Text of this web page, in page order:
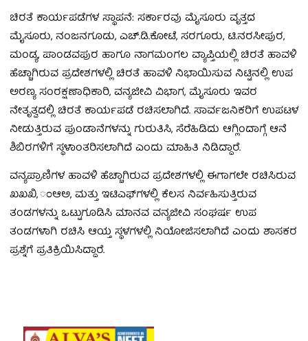
ಚಿರತೆ ಕಾರ್ಯಪಡೆಗಳ ಸ್ಥಾಪನೆ: ಸರ್ಕಾರವು ಮೈಸೂರು ವೃತ್ತದ
ಮೈಸೂರು, ನಂಜನಗೂಡು, ಎಚ್.ಡಿ.ಕೋಟೆ, ಸರಗೂರು, ಟಿ.ನರಸೀಪುರ,
ಮಂಡ್ಯ, ಪಾಂಡವಪುರ ಹಾಗೂ ನಾಗಮಂಗಲ ವ್ಯಾಪ್ತಿಯಲ್ಲಿ ಚಿರತೆ ಹಾವಳಿ
ಹೆಚ್ಚಾಗಿರುವ ಪ್ರದೇಶಗಳಲ್ಲಿ ಚಿರತೆ ಹಾವಳಿ ನಿಭಾಯಿಸುವ ನಿಟ್ಟಿನಲ್ಲಿ ಉಪ
ಅರಣ್ಯ ಸಂರಕ್ಷಣಾಧಿಕಾರಿ, ವನ್ಯಜೀವಿ ವಿಭಾಗ, ಮೈಸೂರು ಇವರ
ನೇತೃತ್ವದಲ್ಲಿ ಚಿರತೆ ಕಾರ್ಯಪಡೆ ರಚಿಸಲಾಗಿದೆ. ಸಾರ್ವಜನಿಕರಿಗೆ ಉಪಟಳ
ನೀಡುತ್ತಿರುವ ಪುಂಡಾನೆಗಳನ್ನು ಗುರುತಿಸಿ, ಸೆರೆಹಿಡಿದು ಆಗ್ಲಿಂದಾಗ್ಗೆ ಆನೆ
ಶಿಬಿರಗಳಿಗೆ ಸ್ಥಳಾಂತರಿಸಲಾಗಿದೆ ಎಂದು ಮಾಹಿತಿ ನಿಡಿದ್ದಾರೆ.
ವನ್ಯಪ್ರಾಣಿಗಳ ಹಾವಳಿ ಹೆಚ್ಚಾಗಿರುವ ಪ್ರದೇಶಗಳಲ್ಲಿ ಈಗಾಗಲೇ ರಚಿಸಿರುವ
ಖಖಖಿ, ಂಆಅ, ಮತ್ತು ಇಟಿಎಫ್‍ಗಳಲ್ಲಿ ಕೆಲಸ ನಿರ್ವಹಿಸುತ್ತಿರುವ
ತಂಡಗಳನ್ನು ಒಟ್ಟುಗೂಡಿಸಿ ಮಾನವ ವನ್ಯಜೀವಿ ಸಂಘರ್ಷ ಉಪ
ತಂಡಗಳಾಗಿ ರಚಿಸಿ ಆಯ್ತ ಸ್ಥಳಗಳಲ್ಲಿ ನಿಯೋಜಿಸಲಾಗಿದೆ ಎಂದು ಶಾಸಕರ
ಪ್ರಶ್ನೆಗೆ ಪ್ರತಿಕ್ರಿಯಿಸಿದ್ದಾರೆ.